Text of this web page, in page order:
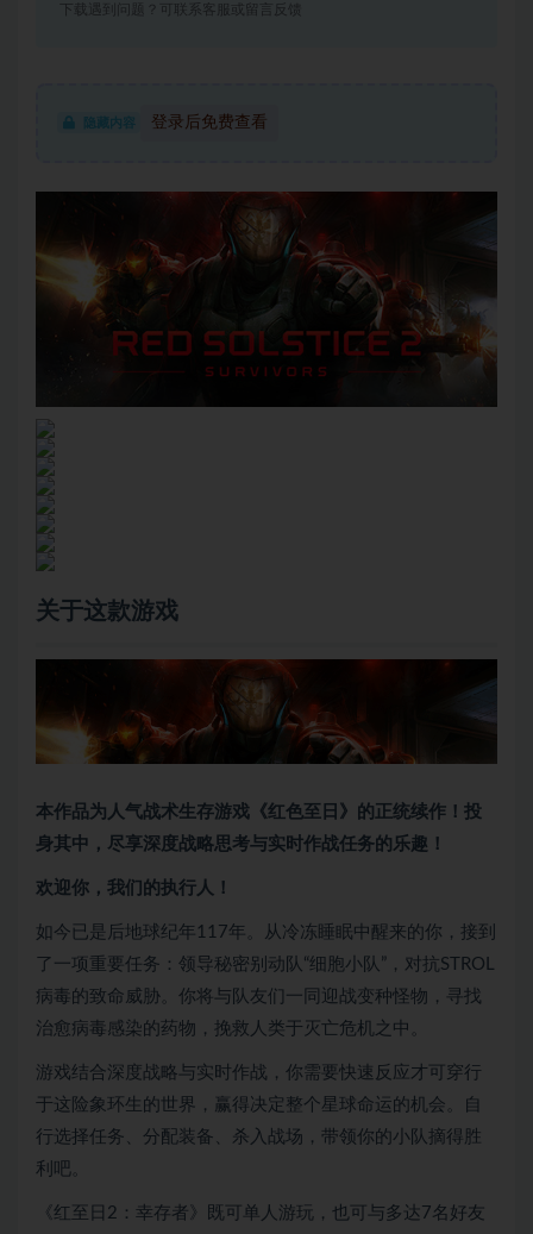
下载遇到问题？可联系客服或留言反馈
隐藏内容 登录后免费查看
关于这款游戏
本作品为人气战术生存游戏《红色至日》的正统续作！投
身其中，尽享深度战略思考与实时作战任务的乐趣！
欢迎你，我们的执行人！
如今已是后地球纪年117年。从冷冻睡眠中醒来的你，接到
了一项重要任务：领导秘密别动队“细胞小队”，对抗STROL
病毒的致命威胁。你将与队友们一同迎战变种怪物，寻找
治愈病毒感染的药物，挽救人类于灭亡危机之中。
游戏结合深度战略与实时作战，你需要快速反应才可穿行
于这险象环生的世界，赢得决定整个星球命运的机会。自
行选择任务、分配装备、杀入战场，带领你的小队摘得胜
利吧。
《红至日2：幸存者》既可单人游玩，也可与多达7名好友